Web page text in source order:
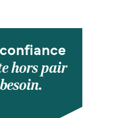
hors pair